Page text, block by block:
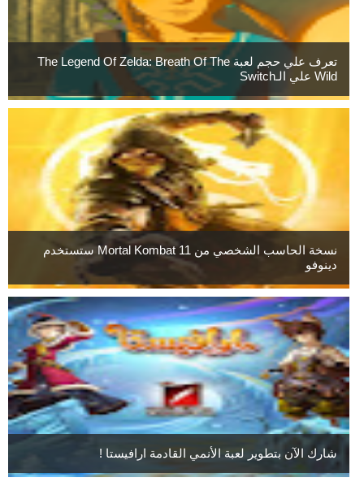
تعرف علي حجم لعبة The Legend Of Zelda: Breath Of The
Wild علي الـSwitch
نسخة الحاسب الشخصي من Mortal Kombat 11 ستستخدم
دينوفو
شارك الآن بتطوير لعبة الأنمي القادمة ارافيستا !